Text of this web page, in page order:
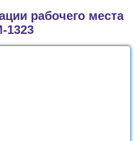
рабочего места
1323